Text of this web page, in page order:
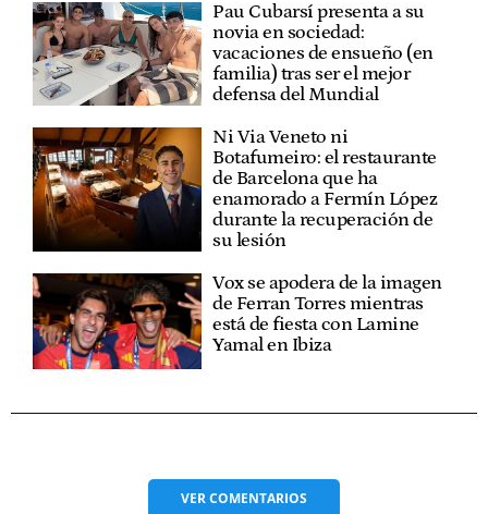
Pau Cubarsí presenta a su
novia en sociedad:
vacaciones de ensueño (en
familia) tras ser el mejor
defensa del Mundial
Ni Via Veneto ni
Botafumeiro: el restaurante
de Barcelona que ha
enamorado a Fermín López
durante la recuperación de
su lesión
Vox se apodera de la imagen
de Ferran Torres mientras
está de fiesta con Lamine
Yamal en Ibiza
VERCOMENTARIOS